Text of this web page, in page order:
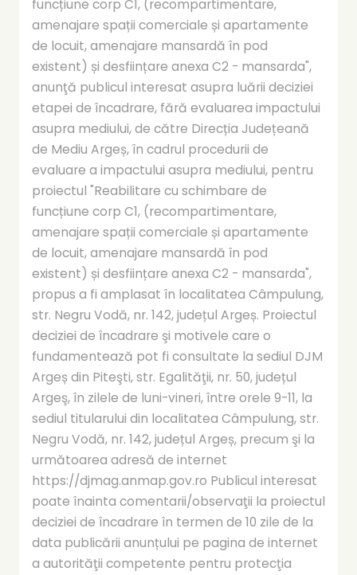
funcțiune corp C1, (recompartimentare,
amenajare spații comerciale și apartamente
de locuit, amenajare mansardă în pod
existent) și desființare anexa C2 - mansarda",
anunţă publicul interesat asupra luării deciziei
etapei de încadrare, fără evaluarea impactului
asupra mediului, de către Direcția Județeană
de Mediu Argeș, în cadrul procedurii de
evaluare a impactului asupra mediului, pentru
proiectul "Reabilitare cu schimbare de
funcțiune corp C1, (recompartimentare,
amenajare spații comerciale și apartamente
de locuit, amenajare mansardă în pod
existent) și desființare anexa C2 - mansarda",
propus a fi amplasat în localitatea Câmpulung,
str. Negru Vodă, nr. 142, județul Argeș. Proiectul
deciziei de încadrare şi motivele care o
fundamentează pot fi consultate la sediul DJM
Argeș din Piteşti, str. Egalităţii, nr. 50, județul
Argeş, în zilele de luni-vineri, între orele 9-11, la
sediul titularului din localitatea Câmpulung, str.
Negru Vodă, nr. 142, județul Argeș, precum şi la
următoarea adresă de internet
https://djmag.anmap.gov.ro Publicul interesat
poate înainta comentarii/observaţii la proiectul
deciziei de încadrare în termen de 10 zile de la
data publicării anunțului pe pagina de internet
a autorităţii competente pentru protecţia